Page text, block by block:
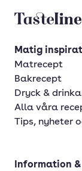
Tasteline
Matig
Matrecept
Bakrecept
Dryck &
Alla våra
Tips, nyheter
Information